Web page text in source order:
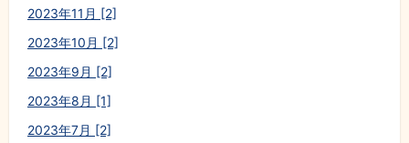
2023年11月 [2]
2023年10月 [2]
2023年9月 [2]
2023年8月 [1]
2023年7月 [2]